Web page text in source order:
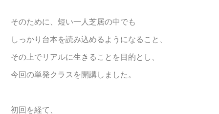
そのために、短い一人芝居の中でも
しっかり台本を読み込めるようになること、
その上でリアルに生きることを目的とし、
今回の単発クラスを開講しました。
初回を経て、